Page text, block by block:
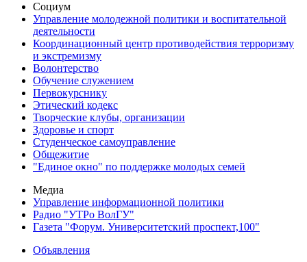
Социум
Управление молодежной политики и воспитательной
деятельности
Координационный центр противодействия терроризму
и экстремизму
Волонтерство
Обучение служением
Первокурснику
Этический кодекс
Творческие клубы, организации
Здоровье и спорт
Студенческое самоуправление
Общежитие
"Единое окно" по поддержке молодых семей
Медиа
Управление информационной политики
Радио "УТРо ВолГУ"
Газета "Форум. Университетский проспект,100"
Объявления